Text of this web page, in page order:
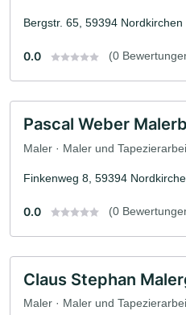
Bergstr. 65, 59394 Nordkirchen
0.0 (0
Pascal Weber
Maler · Maler und
Finkenweg 8, 59394
0.0 (0
Claus Stephan
Maler · Maler und